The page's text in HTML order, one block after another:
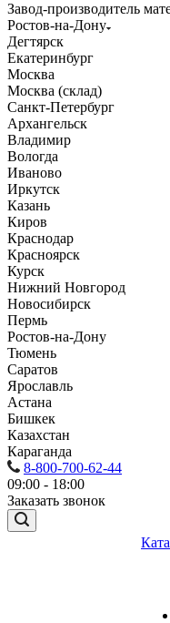
Завод-производитель
Ростов-на-Дону
Дегтярск
Екатеринбург
Москва
Москва (склад)
Санкт-Петербург
Архангельск
Владимир
Вологда
Иваново
Иркутск
Казань
Киров
Краснодар
Красноярск
Курск
Нижний Новгород
Новосибирск
Пермь
Ростов-на-Дону
Тюмень
Саратов
Ярославль
Астана
Бишкек
Казахстан
Караганда
8-800-700-62-44
09:00 - 18:00
Заказать звонок